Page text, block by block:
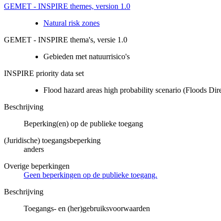
GEMET - INSPIRE themes, version 1.0
Natural risk zones
GEMET - INSPIRE thema's, versie 1.0
Gebieden met natuurrisico's
INSPIRE priority data set
Flood hazard areas high probability scenario (Floods
Beschrijving
Beperking(en) op de publieke toegang
(Juridische) toegangsbeperking
anders
Overige beperkingen
Geen beperkingen op de publieke toegang.
Beschrijving
Toegangs- en (her)gebruiksvoorwaarden